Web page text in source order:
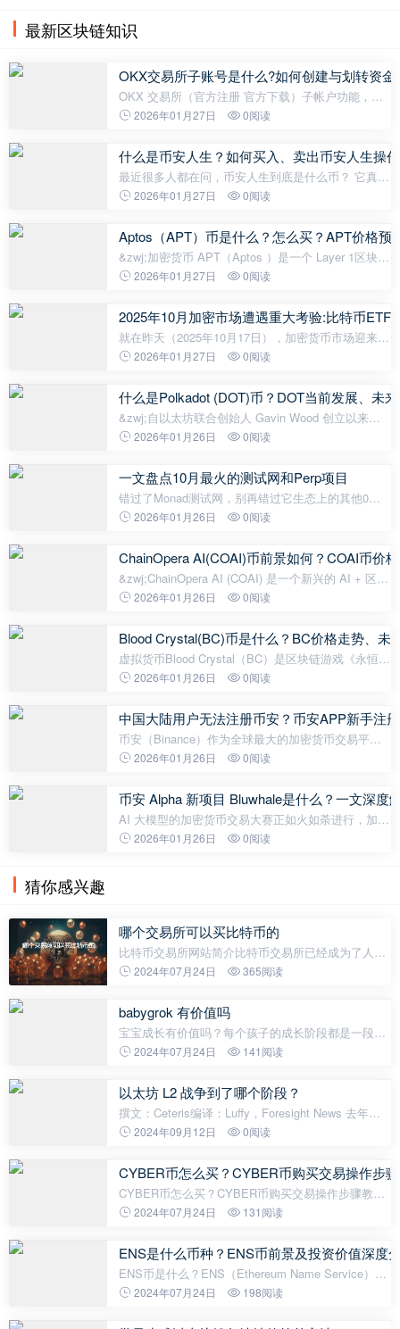
最新区块链知识
OKX交易所子账号是什么?如何创建与划转资
OKX 交易所（官方注册 官方下载）子帐户功能，一
个可以帮助用户更方便的管理资金、执行不同的交易
教学要如何在OKX 交易所零成本开
2026年01月27日 0阅读
什么是币安人生？如何买入、卖出币安人生操
最近很多人都在问，币安人生到底是什么币？ 它真的
是币安官方出的项目吗？ 其实它只是一个在币安智能
有实际应用场景， 完全靠名字蹭
2026年01月27日 0阅读
Aptos（APT）币是什么？怎么买？APT价格预
&zwj;加密货币 APT（Aptos ）是一个 Layer 1区块链
项目，该项目的启动是基于对Layer 1 安全性和可扩
拟货币APT（Aptos）的开发是为了
2026年01月27日 0阅读
2025年10月加密市场遭遇重大考验:比特币ETF
就在昨天（2025年10月17日），加密货币市场迎来一
场「资金海啸」——比特币ETF单日净流出高达5.36
金撤退不仅让BTC价格一
2026年01月27日 0阅读
什么是Polkadot (DOT)币？DOT当前发展、未
&zwj;自以太坊联合创始人 Gavin Wood 创立以来，
Polkadot (DOT) 已成为最具潜力的区块链项目之一。
域最大的难题之一：不同区块链
2026年01月26日 0阅读
一文盘点10月最火的测试网和Perp项目
错过了Monad测试网，别再错过它生态上的其他0撸
明星项目 Block Street 昨天宣布筹集了 1150 万美元
议，提供去中心化借贷、杠杆和
2026年01月26日 0阅读
ChainOpera AI(COAI)币前景如何？COAI币价
&zwj;ChainOpera AI (COAI) 是一个新兴的 AI + 区块
链基础设施项目 ，专注于构建人工智能应用的 去中
发者、数据提供商和GPU
2026年01月26日 0阅读
Blood Crystal(BC)币是什么？BC价格走势、未
虚拟货币Blood Crystal（BC）是区块链游戏《永恒墓
穴 - Wi iz ar dry BC -》（Equiz）中使用的游戏内货
Coincheck开始上线Blood Crystal（BC），引
2026年01月26日 0阅读
中国大陆用户无法注册币安？币安APP新手注
币安（Binance）作为全球最大的加密货币交易平台
之一，凭借低手续费、高流动性、丰富的交易对，深
大陆用户在注册过程中遇到困难。本教
2026年01月26日 0阅读
币安 Alpha 新项目 Bluwhale是什么？一文深度
AI 大模型的加密货币交易大赛正如火如荼进行，加密
市场的目光再次转向 AI 与 Web3 的融合，正值一个
2026年01月26日 0阅读
猜你感兴趣
哪个交易所可以买比特币的
比特币交易所网站简介比特币交易所已经成为了人们
投资比特币最重要的平台，许多人需要使用比特币交
们购买、出售、或交换加密
2024年07月24日 365阅读
babygrok 有价值吗
宝宝成长有价值吗？每个孩子的成长阶段都是一段美
丽而宝贵的经历。在这个过程中，宝宝从无知无识到
于他们个人的发展和未来的成功
2024年07月24日 141阅读
以太坊 L2 战争到了哪个阶段？
撰文：Ceteris编译：Luffy，Foresight News 去年在
《基础设施年度展望》报告中，我专门写了一个「L2
未来一年的趋势。主要观点如下
2024年09月12日 0阅读
CYBER币怎么买？CYBER币购买交易操作步
CYBER币怎么买？CYBER币购买交易操作步骤教程
近年来，加密货币市场蓬勃发展，越来越多的人加入
它有着广阔的发展潜力。如果你也对
2024年07月24日 131阅读
ENS是什么币种？ENS币前景及投资价值深度
ENS币是什么？ENS（Ethereum Name Service）是
基于以太坊区块链上的一个去中心化域名系统，它的
2024年07月24日 198阅读